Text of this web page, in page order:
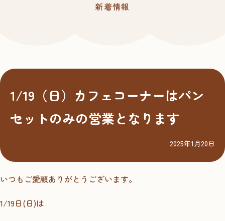
新着情報
1/19（日）カフェコーナーはパン
セットのみの営業となります
2025年1月20日
いつもご愛顧ありがとうございます。
1/19日(日)は